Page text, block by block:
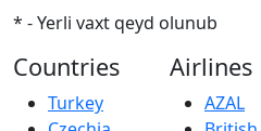
* - Yerli vaxt qeyd olunub
Countries
Turkey
Airlines
AZAL